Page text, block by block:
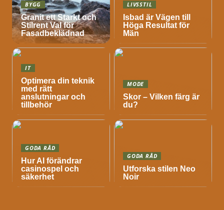
BYGG
Granit ett Starkt och
Stilrent Val för
Fasadbeklädnad
LIVSSTIL
Isbad är Vägen till
Höga Resultat för
Män
IT
Optimera din teknik
med rätt
anslutningar och
tillbehör
MODE
Skor – Vilken färg är
du?
GODA RÅD
Hur AI förändrar
casinospel och
säkerhet
GODA RÅD
Utforska stilen Neo
Noir